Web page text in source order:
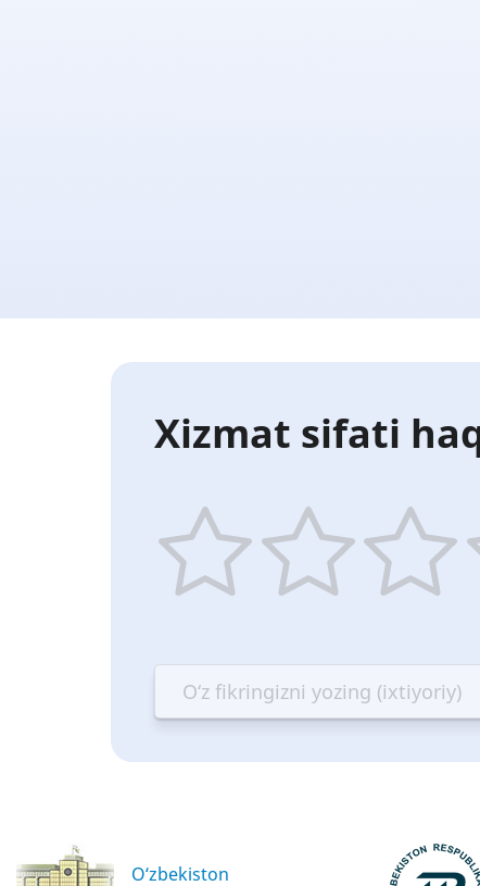
Xizmat sifati
Terrible
Bad
OK
O‘zbekiston